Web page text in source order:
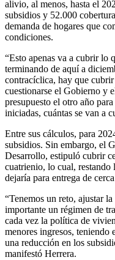
alivio, al menos, hasta el
subsidios y 52.000
demanda de hogares que
condiciones.
“Esto apenas va a cubrir lo
terminando de aquí a
contracíclica, hay que
cuestionarse el Gobierno y
presupuesto el otro año
iniciadas, cuántas se van a
Entre sus cálculos, para
subsidios. Sin embargo, el
Desarrollo, estipuló cubrir
cuatrienio, lo cual, restando
dejaría para entrega de
“Tenemos un reto, ajustar
importante un régimen de
cada vez la política de
menores ingresos, teniendo
una reducción en los
manifestó Herrera.